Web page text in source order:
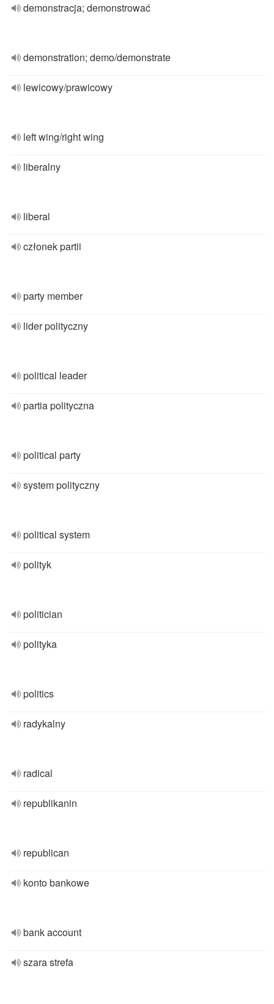
demonstracja; demonstrować
demonstration; demo/demonstrate
lewicowy/prawicowy
left wing/right wing
liberalny
liberal
członek partii
party member
lider polityczny
political leader
partia polityczna
political party
system polityczny
political system
polityk
politician
polityka
politics
radykalny
radical
republikanin
republican
konto bankowe
bank account
szara strefa